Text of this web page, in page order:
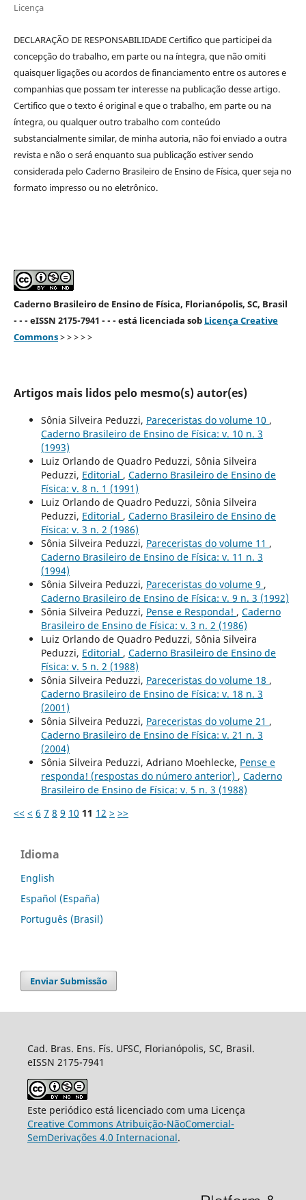
Licença
DECLARAÇÃO DE RESPONSABILIDADE Certifico que participei da
concepção do trabalho, em parte ou na íntegra, que não omiti
quaisquer ligações ou acordos de financiamento entre os autores e
companhias que possam ter interesse na publicação desse artigo.
Certifico que o texto é original e que o trabalho, em parte ou na
íntegra, ou qualquer outro trabalho com conteúdo
substancialmente similar, de minha autoria, não foi enviado a outra
revista e não o será enquanto sua publicação estiver sendo
considerada pelo Caderno Brasileiro de Ensino de Física, quer seja no
formato impresso ou no eletrônico.
Caderno Brasileiro de Ensino de Física, Florianópolis, SC, Brasil
- - - eISSN 2175-7941 - - - está licenciada sob Licença Creative
Commons> > > > >
Artigos mais lidos pelo mesmo(s) autor(es)
Sônia Silveira Peduzzi, Pareceristas do volume 10 ,
Caderno Brasileiro de Ensino de Física: v. 10 n. 3
(1993)
Luiz Orlando de Quadro Peduzzi, Sônia Silveira
Peduzzi, Editorial , Caderno Brasileiro de Ensino de
Física: v. 8 n. 1 (1991)
Luiz Orlando de Quadro Peduzzi, Sônia Silveira
Peduzzi, Editorial , Caderno Brasileiro de Ensino de
Física: v. 3 n. 2 (1986)
Sônia Silveira Peduzzi, Pareceristas do volume 11 ,
Caderno Brasileiro de Ensino de Física: v. 11 n. 3
(1994)
Sônia Silveira Peduzzi, Pareceristas do volume 9 ,
Caderno Brasileiro de Ensino de Física: v. 9 n. 3 (1992)
Sônia Silveira Peduzzi, Pense e Responda! , Caderno
Brasileiro de Ensino de Física: v. 3 n. 2 (1986)
Luiz Orlando de Quadro Peduzzi, Sônia Silveira
Peduzzi, Editorial , Caderno Brasileiro de Ensino de
Física: v. 5 n. 2 (1988)
Sônia Silveira Peduzzi, Pareceristas do volume 18 ,
Caderno Brasileiro de Ensino de Física: v. 18 n. 3
(2001)
Sônia Silveira Peduzzi, Pareceristas do volume 21 ,
Caderno Brasileiro de Ensino de Física: v. 21 n. 3
(2004)
Sônia Silveira Peduzzi, Adriano Moehlecke, Pense e
responda! (respostas do número anterior) , Caderno
Brasileiro de Ensino de Física: v. 5 n. 3 (1988)
<< < 6 7 8 9 10 11 12 > >>
Idioma
English
Español (España)
Português (Brasil)
Enviar Submissão
Cad. Bras. Ens. Fís. UFSC, Florianópolis, SC, Brasil.
eISSN 2175-7941
Este periódico está licenciado com uma Licença
Creative Commons Atribuição-NãoComercial-
SemDerivações 4.0 Internacional.